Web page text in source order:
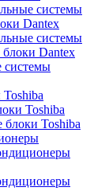
системы
Dantex
системы
Dantex
системы
Toshiba
Toshiba